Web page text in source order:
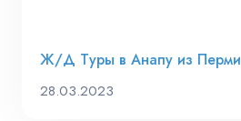
Ж/Д Туры в Анапу из Перми
28.03.2023